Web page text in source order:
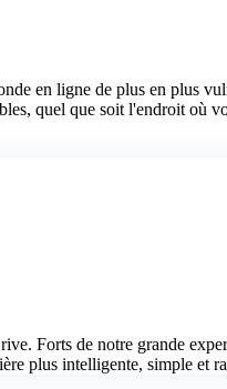
en ligne de plus en plus
quel que soit l'endroit où
Forts de notre grande
plus intelligente, simple et